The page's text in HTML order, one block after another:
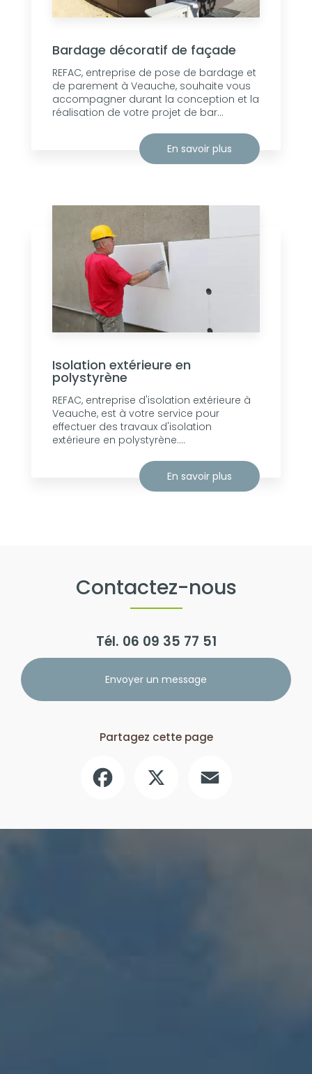
Bardage décoratif de façade
REFAC, entreprise de pose de bardage et
de parement à Veauche, souhaite vous
accompagner durant la conception et la
réalisation de votre projet de bar...
En savoir plus
Isolation extérieure en
polystyrène
REFAC, entreprise d'isolation extérieure à
Veauche, est à votre service pour
effectuer des travaux d'isolation
extérieure en polystyrène....
En savoir plus
Contactez-nous
Tél. 06 09 35 77 51
Envoyer un message
Partagez cette page